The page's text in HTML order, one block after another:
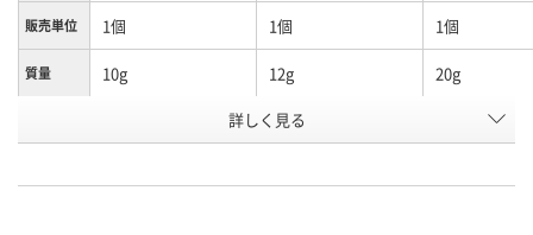
販売単位 1個 1個 1個
質量 10g 12g 20g
J703992 J703993
詳しく見る